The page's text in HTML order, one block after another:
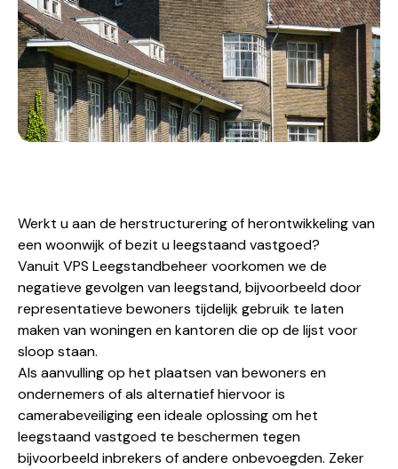
Werkt u aan de herstructurering of herontwikkeling van
een woonwijk of bezit u leegstaand vastgoed?
Vanuit VPS Leegstandbeheer voorkomen we de
negatieve gevolgen van leegstand, bijvoorbeeld door
representatieve bewoners tijdelijk gebruik te laten
maken van woningen en kantoren die op de lijst voor
sloop staan.
Als aanvulling op het plaatsen van bewoners en
ondernemers of als alternatief hiervoor is
camerabeveiliging een ideale oplossing om het
leegstaand vastgoed te beschermen tegen
bijvoorbeeld inbrekers of andere onbevoegden. Zeker